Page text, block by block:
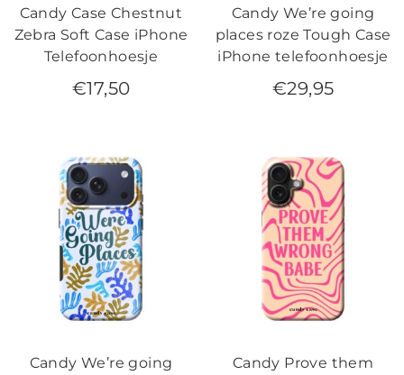
Candy Case Chestnut
Zebra Soft Case iPhone
Telefoonhoesje
€17,50
Candy We’re going
places roze Tough Case
iPhone telefoonhoesje
€29,95
Candy We’re going
Candy Prove them